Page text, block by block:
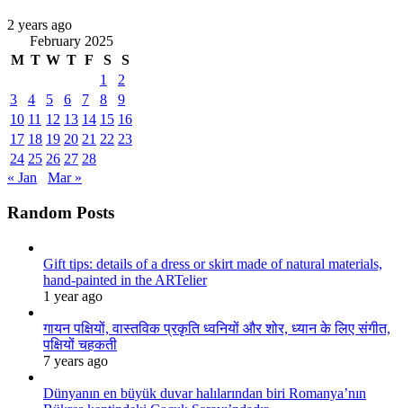
2 years ago
February 2025
M T W T F S
S
1
2
3
4 5 6 7 8
9
10 11 12 13 14 15 16
17 18 19 20 21 22 23
24 25 26 27 28
« Jan
Mar »
Random Posts
Gift tips: details of a dress or skirt made of natural materials,
hand-painted in the ARTelier
1 year ago
गायन पक्षियों, वास्तविक प्रकृति ध्वनियों और शोर, ध्यान के लिए संगीत,
पक्षियों चहकती
7 years ago
Dünyanın en büyük duvar halılarından biri Romanya’nın